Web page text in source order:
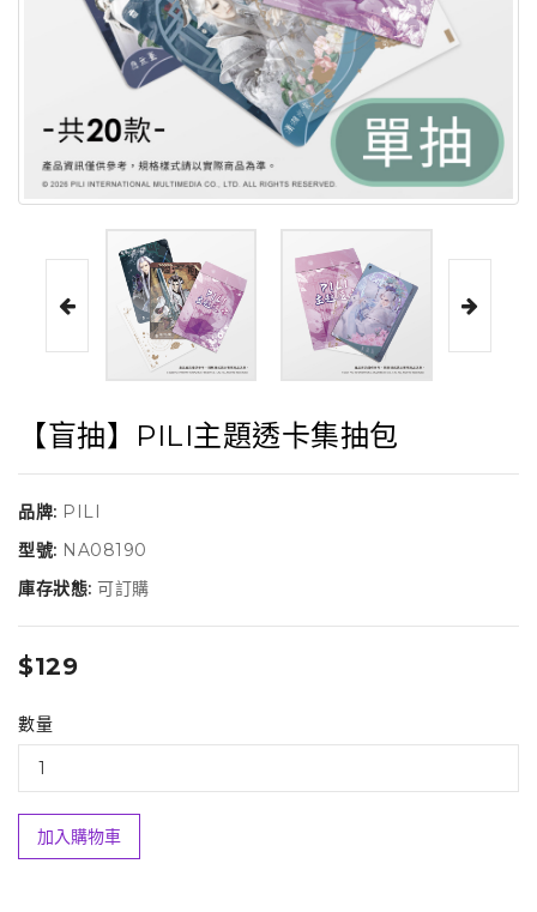
【盲抽】PILI主題透卡集抽包
品牌: PILI
型號: NA08190
庫存狀態: 可訂購
$129
數量
加入購物車